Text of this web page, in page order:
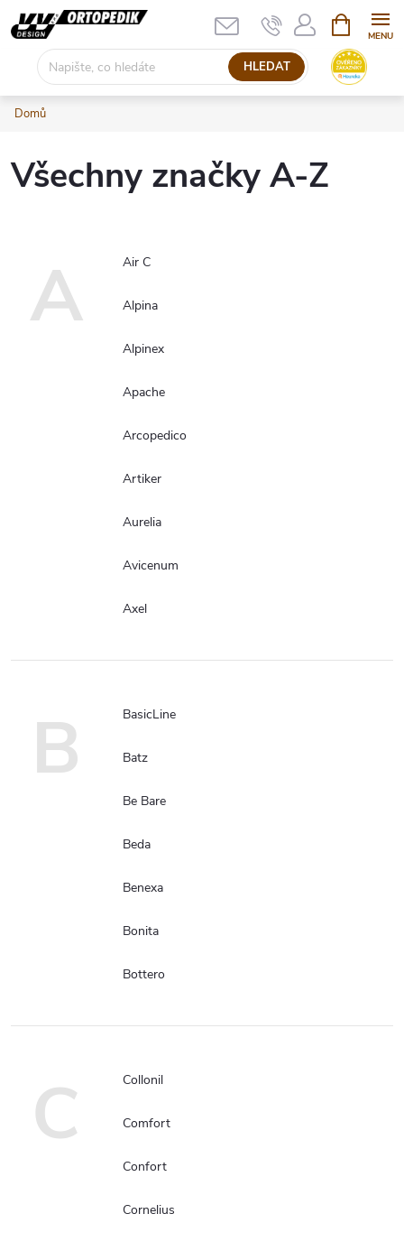
Přejít
na
HLEDAT
NÁKUPNÍ
KOŠÍK
Domů
Všechny značky A-Z
A Air C
Alpina
Alpinex
Apache
Arcopedico
Artiker
Aurelia
Avicenum
Axel
B BasicLine
Batz
Be Bare
Beda
Benexa
Bonita
Bottero
C Collonil
Comfort
Confort
Cornelius